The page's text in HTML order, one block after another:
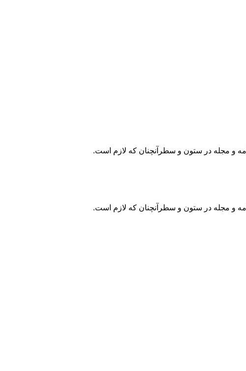
و مجله در ستون و سطرآنچنان که لازم است.
و مجله در ستون و سطرآنچنان که لازم است.